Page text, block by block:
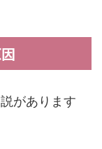
があります